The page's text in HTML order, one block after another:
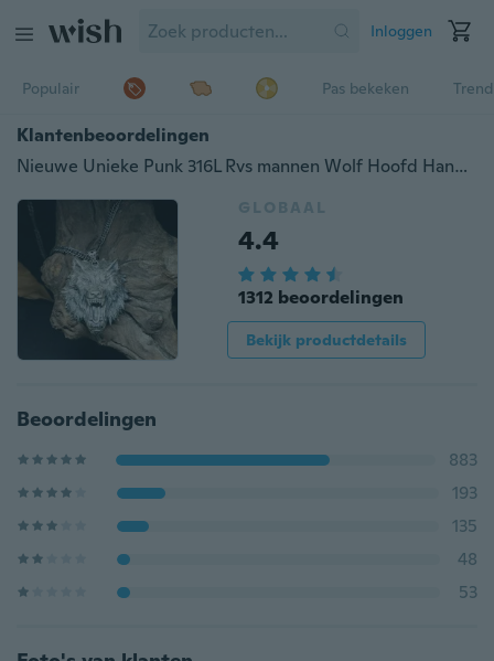
Inloggen
Populair Pas bekeken
Klantenbeoordelingen
Nieuwe Unieke Punk 316L Rvs mannen Wolf Hoofd Hanger Dier Ketting Mode Rock Party Ketting Hip Hop Sieraden Gift:
GLOBAAL
4.4
1312 beoordelingen
Bekijk productdetails
Beoordelingen
883
193
135
48
53